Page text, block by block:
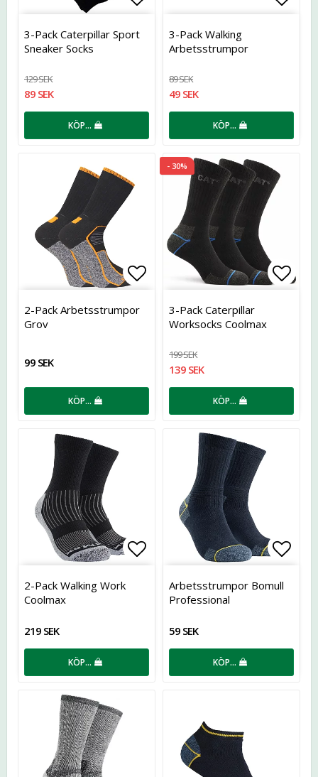
Lägg till i favoritlistan
3-Pack Caterpillar Sport
Sneaker Socks
129 SEK
89 SEK
KÖP…
3-Pack Walking
Arbetsstrumpor
89 SEK
49 SEK
KÖP…
Lägg till i favoritlistan
2-Pack Arbetsstrumpor
Grov
99 SEK
KÖP…
- 30%
3-Pack Caterpillar
Worksocks Coolmax
199 SEK
139 SEK
KÖP…
Lägg till i favoritlistan
2-Pack Walking Work
Coolmax
219 SEK
KÖP…
Arbetsstrumpor Bomull
Professional
59 SEK
KÖP…